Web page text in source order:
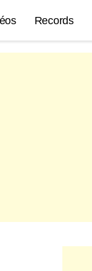
Records